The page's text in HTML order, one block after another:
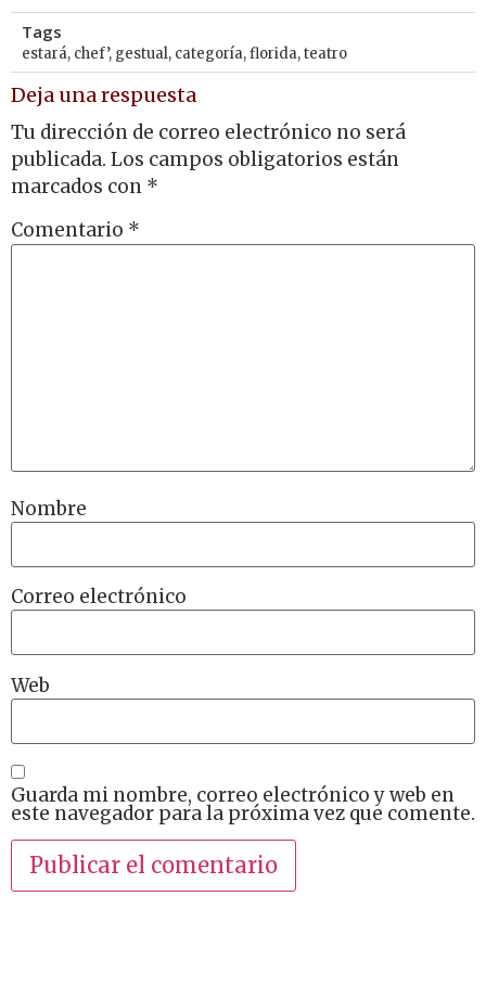
Tags
estará, chef’, gestual, categoría,florida,teatro
Deja una respuesta
Tu dirección de correo electrónico no será
publicada. Los campos obligatorios están
marcados con *
Comentario *
Nombre
Correo electrónico
Web
Guarda mi nombre, correo electrónico y web en
este navegador para la próxima vez que comente.